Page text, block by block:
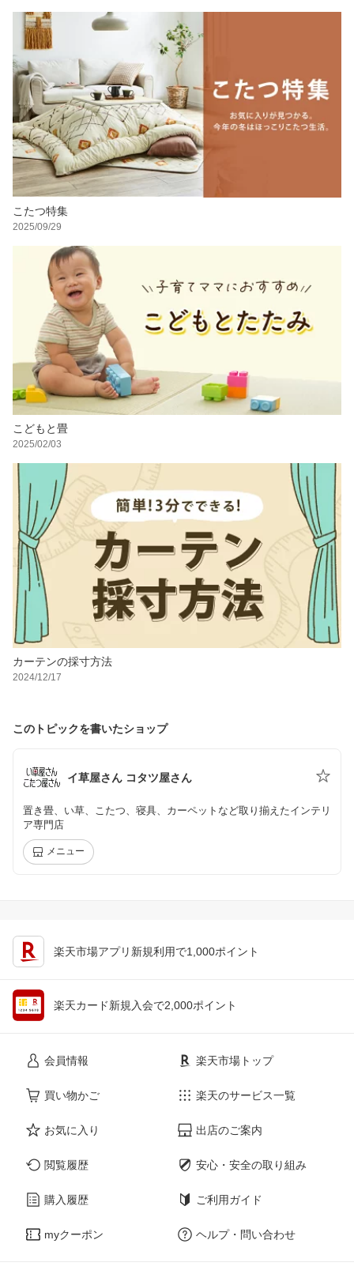
こたつ特集
2025/09/29
こどもと畳
2025/02/03
カーテンの採寸方法
2024/12/17
このトピックを書いたショップ
イ草屋さん コタツ屋さん
置き畳、い草、こたつ、寝具、カーペットなど取り揃えたインテリ
ア専門店
メニュー
楽天市場アプリ新規利用で1,000ポイント
楽天カード新規入会で2,000ポイント
会員情報
買い物かご
お気に入り
閲覧履歴
購入履歴
myクーポン
楽天市場トップ
楽天のサービス一覧
出店のご案内
安心・安全の取り組み
ご利用ガイド
ヘルプ・問い合わせ